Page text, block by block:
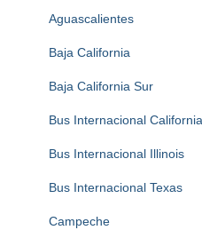
Aguascalientes
Baja California
Baja California Sur
Bus Internacional California
Bus Internacional Illinois
Bus Internacional Texas
Campeche